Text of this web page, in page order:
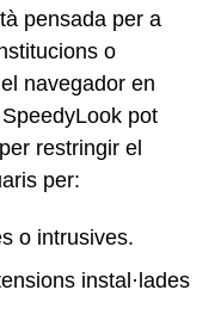
pensada per a
o
navegador en
pot
restringir el
per:
o intrusives.
instal·lades